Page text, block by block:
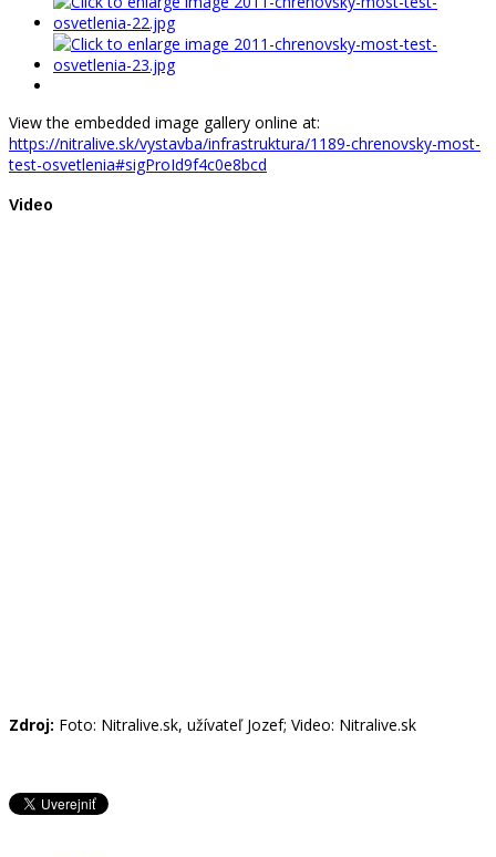
View the embedded image gallery online at:
https://nitralive.sk/vystavba/infrastruktura/1189-chrenovsky-most-
test-osvetlenia#sigProId9f4c0e8bcd
Video
Zdroj: Foto: Nitralive.sk, užívateľ Jozef; Video: Nitralive.sk